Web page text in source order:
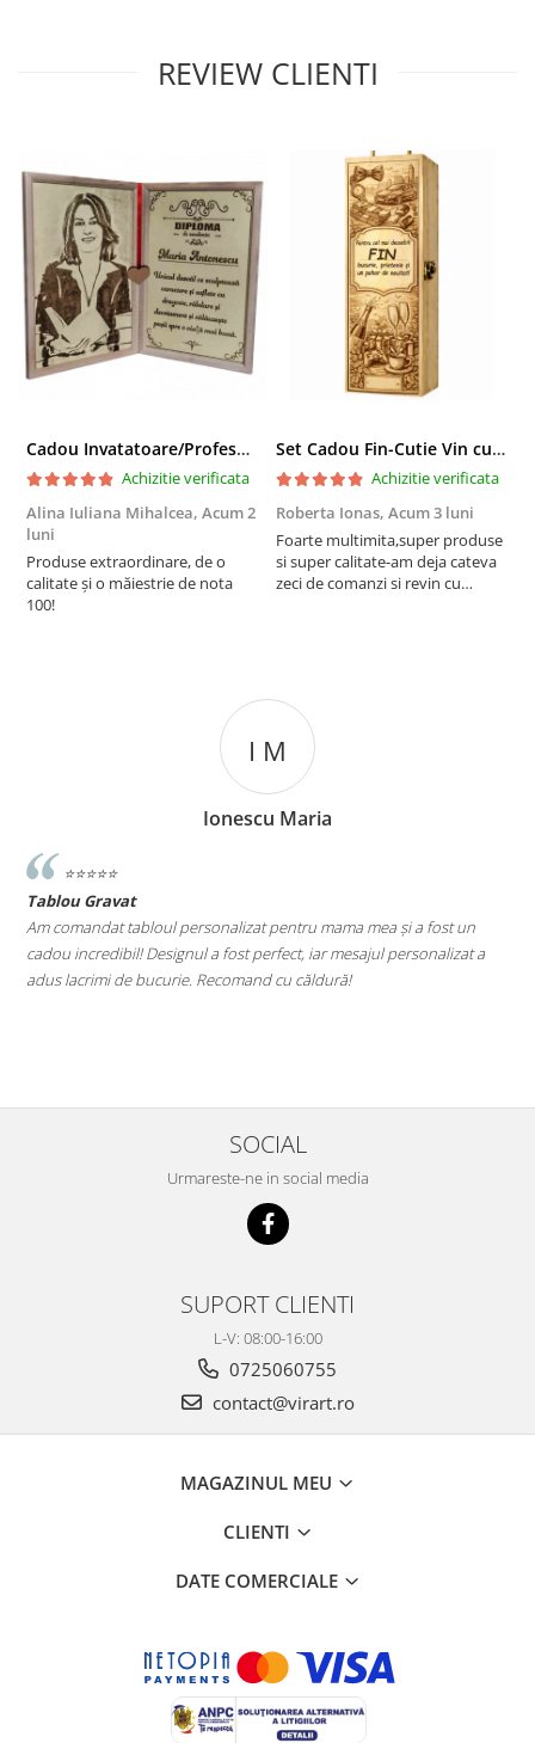
REVIEW CLIENTI
Cadou Invatatoare/Profesoara/Educatoare "Catalogul Amintirilor"
Achizitie verificata
Alina Iuliana Mihalcea, Acum 2
luni
Produse extraordinare, de o
calitate și o măiestrie de nota
100!
Set Cadou Fin-Cutie Vin cu Vin si Breloc Personalizate
Achizitie verificata
Roberta Ionas, Acum 3 luni
Foarte multimita,super produse
si super calitate-am deja cateva
zeci de comanzi si revin cu
I M
Ionescu Maria
⭐️⭐️⭐️⭐️⭐️
Tablou Gravat
Am comandat tabloul personalizat pentru mama mea și a fost un
cadou incredibil! Designul a fost perfect, iar mesajul personalizat a
adus lacrimi de bucurie. Recomand cu căldură!
SOCIAL
Urmareste-ne in social media
SUPORT CLIENTI
L-V: 08:00-16:00
0725060755
contact@virart.ro
MAGAZINUL MEU
CLIENTI
DATE COMERCIALE